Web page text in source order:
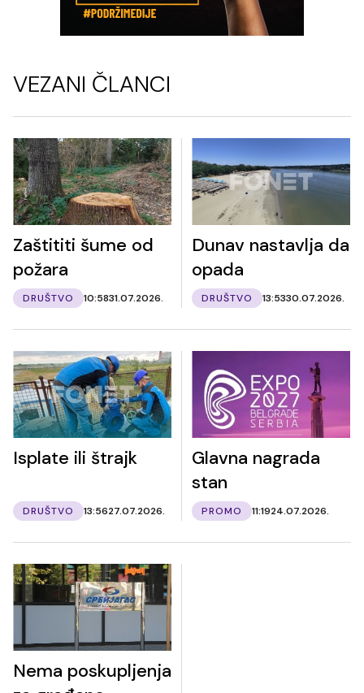
VEZANI ČLANCI
Zaštititi šume od
požara
DRUŠTVO 10:5831.07.2026.
Dunav nastavlja da
opada
DRUŠTVO 13:5330.07.2026.
Isplate ili štrajk
DRUŠTVO 13:5627.07.2026.
Glavna nagrada
stan
PROMO 11:1924.07.2026.
Nema poskupljenja